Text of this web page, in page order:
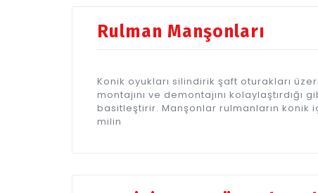
Rulman Manşonları
Konik oyukları silindirik şaft oturakları
montajını ve demontajını kolaylaştırdığı
basitleştirir. Manşonlar rulmanların konik
milin